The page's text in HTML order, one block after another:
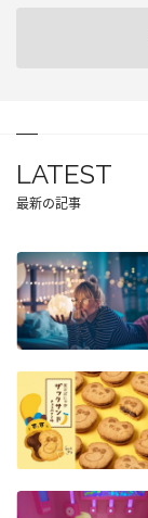
LATEST
最新の記事